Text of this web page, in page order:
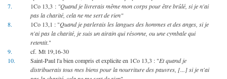
7.
1Co 13,3 : "Quand je livrerais même mon corps pour être brûlé, si je n'ai
pas la charité, cela ne me sert de rien"
8.
1Co 13,1 : "Quand je parlerais les langues des hommes et des anges, si je
n'ai pas la charité, je suis un airain qui résonne, ou une cymbale qui
retentit."
9.
cf. Mt 19,16-30
10.
Saint-Paul l'a bien compris et explicite en 1Co 13,3 : "Et quand je
distribuerais tous mes biens pour la nourriture des pauvres, [...] si je n'ai